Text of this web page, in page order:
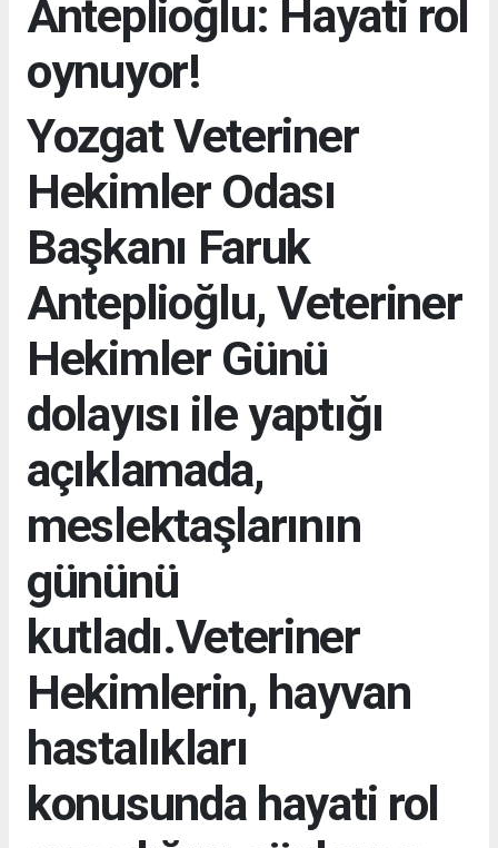
Anteplioğlu: Hayati rol
oynuyor!
Yozgat Veteriner
Hekimler Odası
Başkanı Faruk
Anteplioğlu, Veteriner
Hekimler Günü
dolayısı ile yaptığı
açıklamada,
meslektaşlarının
gününü
kutladı.Veteriner
Hekimlerin, hayvan
hastalıkları
konusunda hayati rol